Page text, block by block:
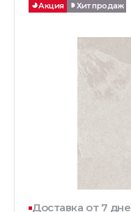
Акция Хит продаж
Доставка от 7